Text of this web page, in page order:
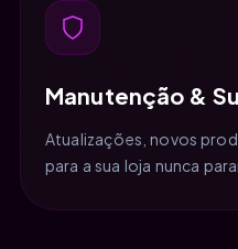
Manutenção &
Atualizações, novos
para a sua loja nunca